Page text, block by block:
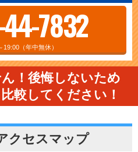
7832
（年中無休）
！後悔しないため
較してください！
クセスマップ